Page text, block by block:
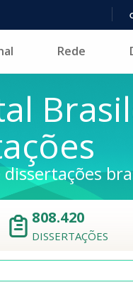
Rede
dissertações
808.420
DISSERTAÇÕES